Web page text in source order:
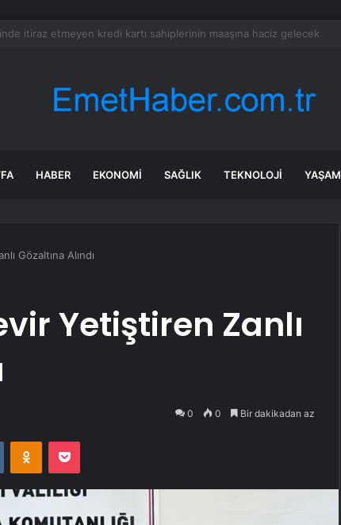
Restoranda Yangın
HABER EKONOMI SAĞLIK TEKNOLOJI YAŞAM
Gözaltına Alındı
Yetiştiren Zanlı
0 0 Bir dakikadan az
VKontakteOdnoklassniki
Pocket